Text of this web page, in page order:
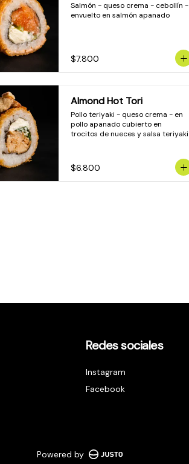
Salmón - queso crema - cebollín -
envuelto en salmón apanado
$7.800
Almond Hot Tori
Pollo teriyaki - queso crema - en
pollo apanado cubierto en
trocitos de nueces y salsa teriyaki
$6.800
Redes sociales
Instagram
Facebook
Powered by